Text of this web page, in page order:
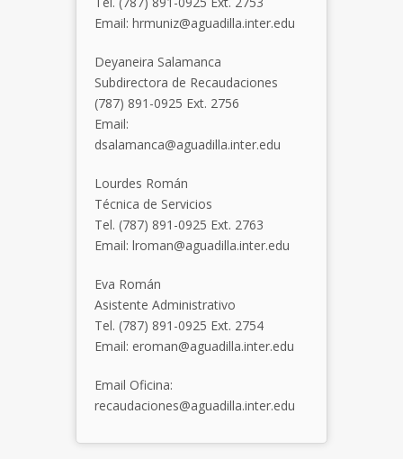
Email: hrmuniz@aguadilla.inter.edu
Deyaneira Salamanca
Subdirectora de Recaudaciones
(787) 891-0925 Ext. 2756
Email:
dsalamanca@aguadilla.inter.edu
Lourdes Román
Técnica de Servicios
Tel. (787) 891-0925 Ext. 2763
Email: lroman@aguadilla.inter.edu
Eva Román
Asistente Administrativo
Tel. (787) 891-0925 Ext. 2754
Email: eroman@aguadilla.inter.edu
Email Oficina:
recaudaciones@aguadilla.inter.edu